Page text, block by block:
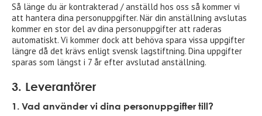
Så länge du är kontrakterad / anställd hos oss så kommer vi
att hantera dina personuppgifter. När din anställning avslutas
kommer en stor del av dina personuppgifter att raderas
automatiskt. Vi kommer dock att behöva spara vissa uppgifter
längre då det krävs enligt svensk lagstiftning. Dina uppgifter
sparas som längst i 7 år efter avslutad anställning.
3. Leverantörer
1. Vad använder vi dina personuppgifter till?